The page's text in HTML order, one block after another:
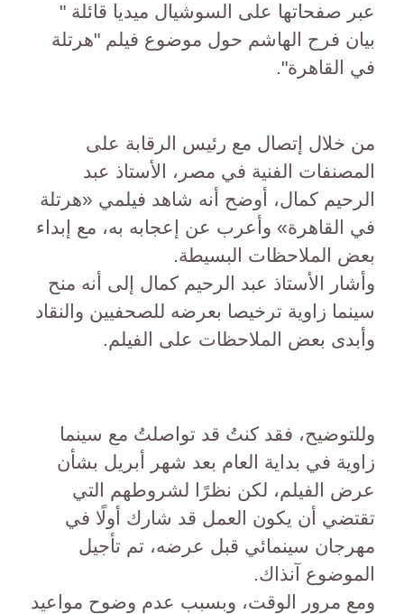
عبر صفحاتها على السوشيال ميديا قائلة "
بيان فرح الهاشم حول موضوع فيلم "هرتلة
في القاهرة".
من خلال إتصال مع رئيس الرقابة على
المصنفات الفنية في مصر، الأستاذ عبد
الرحيم كمال، أوضح أنه شاهد فيلمي «هرتلة
في القاهرة» وأعرب عن إعجابه به، مع إبداء
بعض الملاحظات البسيطة.
وأشار الأستاذ عبد الرحيم كمال إلى أنه منح
سينما زاوية ترخيصا بعرضه للصحفيين والنقاد
وأبدى بعض الملاحظات على الفيلم.
وللتوضيح، فقد كنتُ قد تواصلتُ مع سينما
زاوية في بداية العام بعد شهر أبريل بشأن
عرض الفيلم، لكن نظرًا لشروطهم التي
تقتضي أن يكون العمل قد شارك أولًا في
مهرجان سينمائي قبل عرضه، تم تأجيل
الموضوع آنذاك.
ومع مرور الوقت، وبسبب عدم وضوح مواعيد